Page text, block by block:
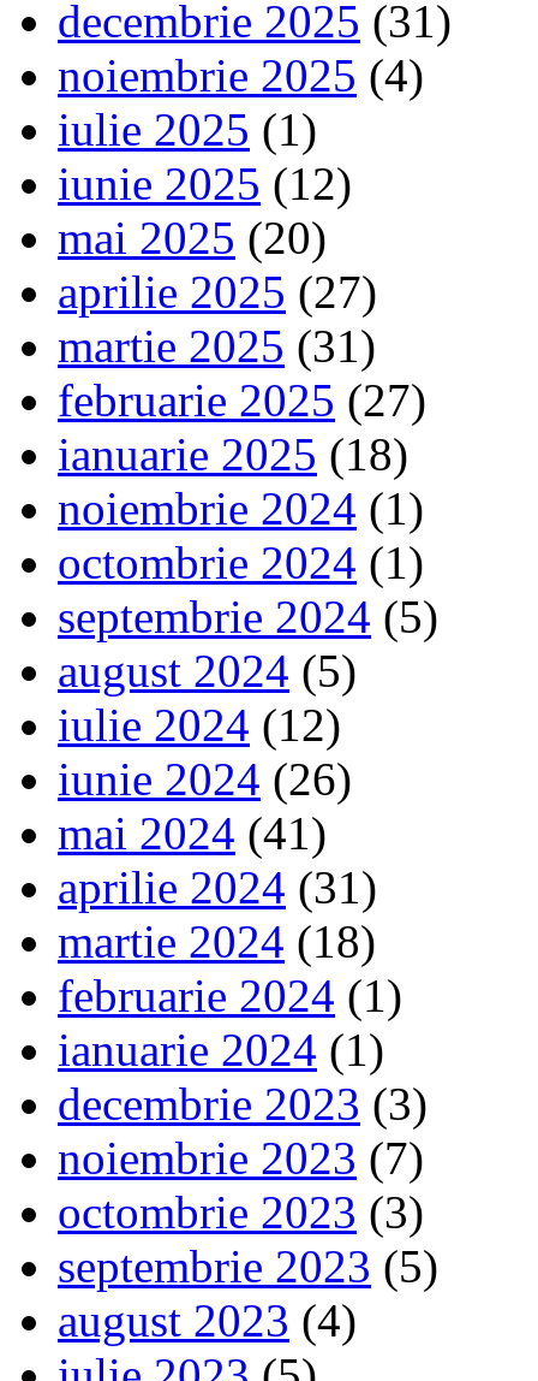
decembrie 2025 (31)
noiembrie 2025 (4)
iulie 2025 (1)
iunie 2025 (12)
mai 2025 (20)
aprilie 2025 (27)
martie 2025 (31)
februarie 2025 (27)
ianuarie 2025 (18)
noiembrie 2024 (1)
octombrie 2024 (1)
septembrie 2024 (5)
august 2024 (5)
iulie 2024 (12)
iunie 2024 (26)
mai 2024 (41)
aprilie 2024 (31)
martie 2024 (18)
februarie 2024 (1)
ianuarie 2024 (1)
decembrie 2023 (3)
noiembrie 2023 (7)
octombrie 2023 (3)
septembrie 2023 (5)
august 2023 (4)